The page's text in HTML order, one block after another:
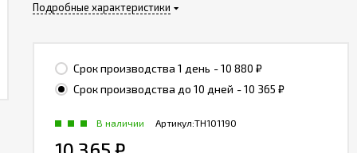
Подробные характеристики
Срок производства 1 день - 10 880 ₽
Срок производства до 10 дней - 10 365 ₽
Артикул:TH101190
В наличии